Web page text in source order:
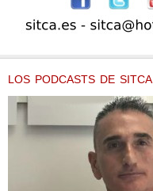
LOS PODCASTS DE SITCA